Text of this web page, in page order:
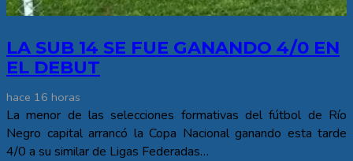
LA SUB 14 SE FUE GANANDO 4/0 EN
EL DEBUT
hace 16 horas
La menor de las selecciones formativas del fútbol de Río
Negro capital arrancó la Copa Nacional ganando esta tarde
4/0 a su similar de Ligas Federadas…